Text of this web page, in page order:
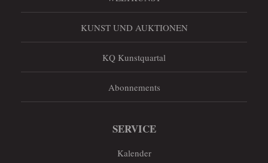
KUNST UND AUKTIONEN
KQ Kunstquartal
Abonnements
SERVICE
Kalender